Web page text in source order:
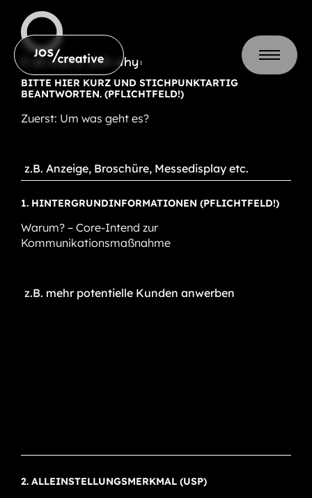
it all starts with why:
BITTE HIER KURZ UND STICHPUNKTARTIG
BEANTWORTEN. (PFLICHTFELD!)
Zuerst: Um was geht es?
1. HINTERGRUNDINFORMATIONEN (PFLICHTFELD!)
Warum? – Core-Intend zur
Kommunikationsmaßnahme
2. ALLEINSTELLUNGSMERKMAL (USP)